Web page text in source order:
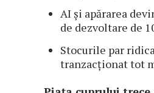
AI și apărarea
de dezvoltare de
Stocurile par
tranzacționat tot